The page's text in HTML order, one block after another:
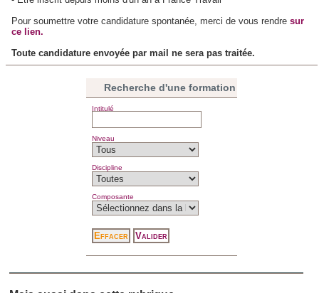
Pour soumettre votre candidature spontanée, merci de vous rendre sur
ce lien.
Toute candidature envoyée par mail ne sera pas traitée.
Recherche d'une formation
Intitulé
Niveau
Discipline
Composante